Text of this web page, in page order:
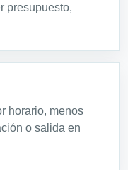
presupuesto,
horario, menos
o salida en